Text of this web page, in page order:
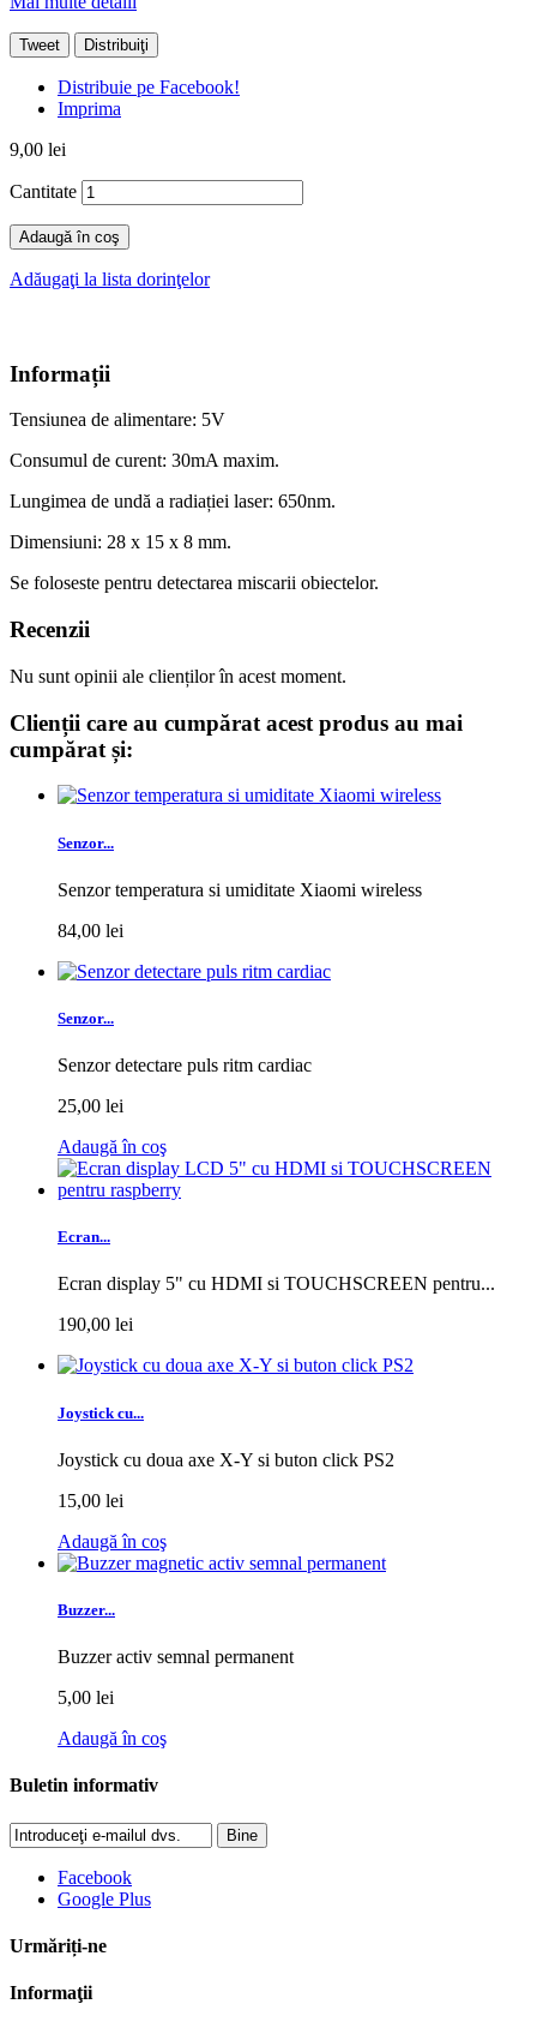
Tweet Distribuiţi
Distribuie pe Facebook!
Imprima
9,00 lei
Cantitate
Adaugă în coş
Adăugaţi la lista dorinţelor
Informații
Tensiunea de alimentare: 5V
Consumul de curent: 30mA maxim.
Lungimea de undă a radiației laser: 650nm.
Dimensiuni: 28 x 15 x 8 mm.
Se foloseste pentru detectarea miscarii obiectelor.
Recenzii
Nu sunt opinii ale clienților în acest moment.
Clienții care au cumpărat acest produs au mai
cumpărat și:
Senzor...
Senzor temperatura si umiditate Xiaomi wireless
84,00 lei
Senzor...
Senzor detectare puls ritm cardiac
25,00 lei
Adaugă în coş
Ecran...
Ecran display 5" cu HDMI si TOUCHSCREEN pentru...
190,00 lei
Joystick cu...
Joystick cu doua axe X-Y si buton click PS2
15,00 lei
Adaugă în coş
Buzzer...
Buzzer activ semnal permanent
5,00 lei
Adaugă în coş
Buletin informativ
Bine
Facebook
Google Plus
Urmăriți-ne
Informaţii